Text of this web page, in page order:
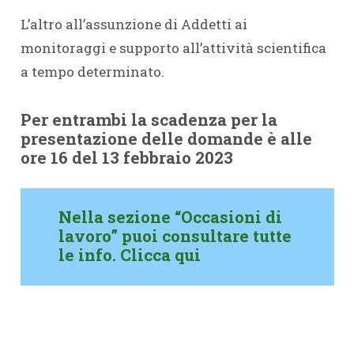
L’altro all’assunzione di Addetti ai
monitoraggi e supporto all’attività scientifica
a tempo determinato.
Per entrambi la scadenza per la
presentazione delle domande è alle
ore 16 del 13 febbraio 2023
Nella sezione “Occasioni di
lavoro” puoi consultare tutte
le info. Clicca qui